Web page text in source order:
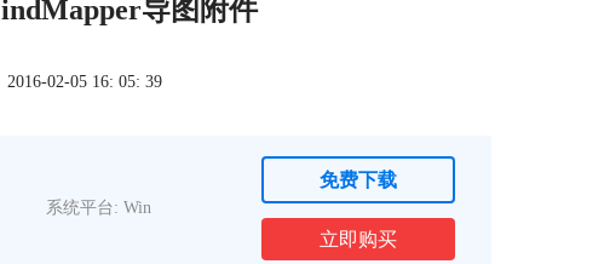
导图附件
02-05 16: 05: 39
系统平台: Win
免费下载
立即购买